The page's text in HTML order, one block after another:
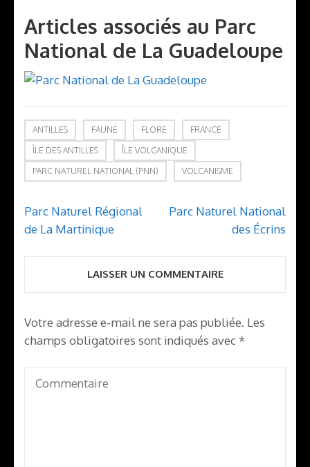
Articles associés au Parc
National de La Guadeloupe
ANTILLES FAUNE FLORE
FRANCE
ÎLE DES ANTILLES
ÎLE VOLCANIQUE
PARC NATUREL NATIONAL (PNN)
VOLCANISME
Navigation
de
Parc Naturel Régional
de La Martinique
Parc Naturel National
des Écrins
LAISSER UN COMMENTAIRE
Votre adresse e-mail ne sera pas publiée. Les
champs obligatoires sont indiqués avec *